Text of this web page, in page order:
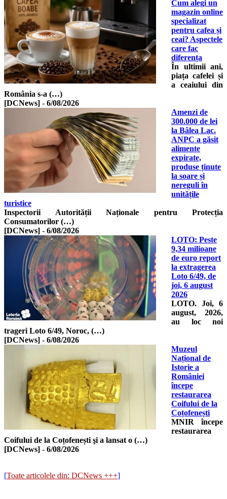
Cum alegi un
magazin online
specializat
pentru cafea și
ceai? Aspectele
care fac
diferența
În ultimii ani,
piața cafelei și
a ceaiului din
România s-a (…)
[DCNews] - 6/08/2026
Amenzi de
300.000 de lei
la Bâlea Lac.
ANPC a găsit
alimente
expirate,
produse ținute
la soare și
nereguli în
unitățile
turistice
Inspectorii Autorității Naționale pentru Protecția
Consumatorilor (…)
[DCNews] - 6/08/2026
LOTO: Peste
9,34 milioane
de euro report
la extragerea
Loto 6/49, de
joi, 6 august
2026
LOTO. Joi, 6
august, 2026,
au loc noi
trageri Loto 6/49, Noroc, (…)
[DCNews] - 6/08/2026
Muzeul
Național de
Istorie a
României
începe
restaurarea
Coifului de la
Coțofenești
MNIR începe
restaurarea
Coifului de la Coțofenești şi a lansat o (…)
[DCNews] - 6/08/2026
[Toate articolele din: DCNews +++]